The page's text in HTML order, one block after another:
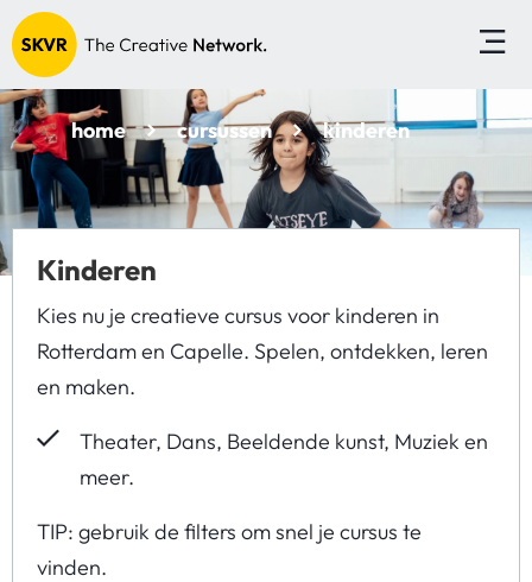
home cursussen kinderen
Kinderen
Kies nu je creatieve cursus voor kinderen in
Rotterdam en Capelle. Spelen, ontdekken, leren
en maken.
Theater, Dans, Beeldende kunst, Muziek en
meer.
TIP: gebruik de filters om snel je cursus te
vinden.